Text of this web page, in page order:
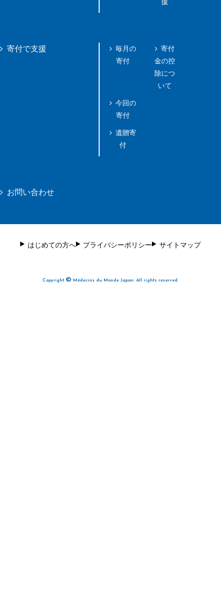
援
寄付で支援
毎月の
寄付
今回の
寄付
遺贈寄
付
寄付
金の控
除につ
いて
お問い合わせ
はじめての方へ プライバシーポリシー サイトマップ
Copyright © Médecins du Monde Japan. All rights reserved.